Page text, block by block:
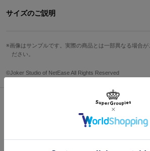
yのショルダ―バッグ。
衣装の縫い目をイメージした太めのステッチ
チャームは携帯品の「鷹の羽」をイメージし
取り外し可能なショルダーベルトには「肘
内装は携帯品の「瓶の中の蛍」と「軍刀」、
後遺症」のアイコンと「SHELL SHOCKED
どを盛り込んだオリジナルテキスタイル。ポ
サイズのご説明
高さ 幅 奥行
画像はサンプルです。実際の商品とは一部異なる場合が
ださい。
©Joker Studio of NetEase All Rights Reserved
Shopping Guide